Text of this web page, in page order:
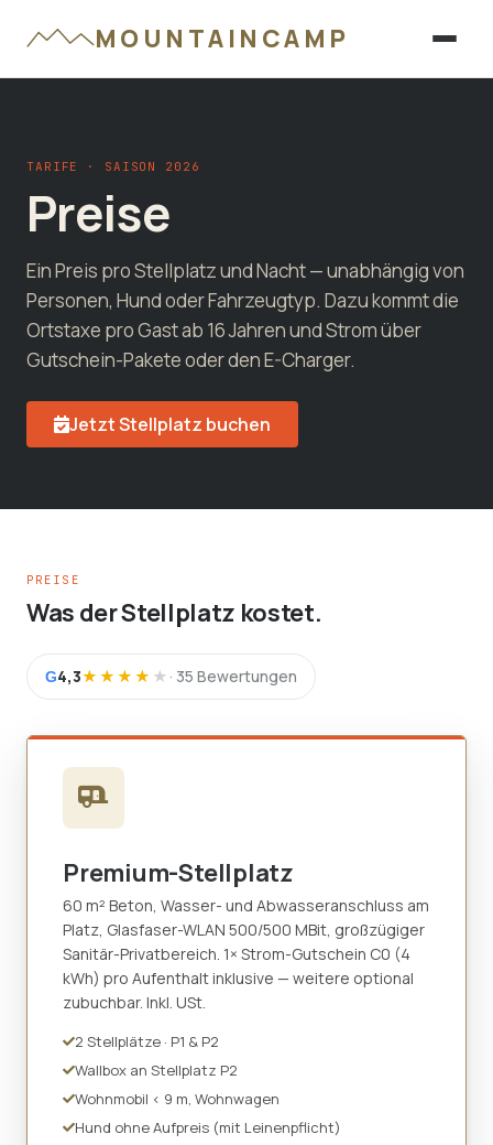
MOUNTAINCAMP
TARIFE · SAISON 2026
Preise
Ein Preis pro Stellplatz und Nacht — unabhängig von
Personen, Hund oder Fahrzeugtyp. Dazu kommt die
Ortstaxe pro Gast ab 16 Jahren und Strom über
Gutschein-Pakete oder den E-Charger.
Jetzt Stellplatz buchen
PREISE
Was der Stellplatz kostet.
G4,3★★★★ ★ · 35 Bewertungen
Premium-Stellplatz
60 m² Beton, Wasser- und Abwasseranschluss am
Platz, Glasfaser-WLAN 500/500 MBit, großzügiger
Sanitär-Privatbereich. 1× Strom-Gutschein C0 (4
kWh) pro Aufenthalt inklusive — weitere optional
zubuchbar. Inkl. USt.
2 Stellplätze · P1 & P2
Wallbox an Stellplatz P2
Wohnmobil < 9 m, Wohnwagen
Hund ohne Aufpreis (mit Leinenpflicht)